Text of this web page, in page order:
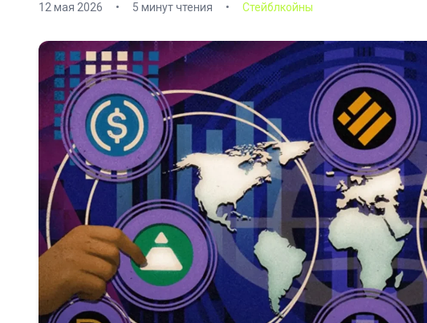
12 мая 2026 • 5 минут чтения • Стейблкойны